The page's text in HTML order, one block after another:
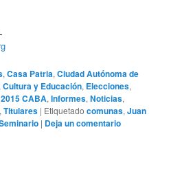
,Casa Patria,Ciudad Autónoma de
,Cultura y Educación, Elecciones,
CABA,Informes,Noticias,
,Titulares | Etiquetado comunas,Juan
| Deja un comentario